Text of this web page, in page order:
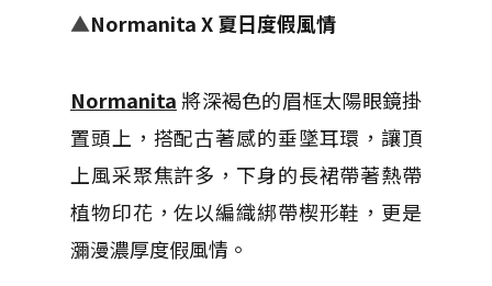
▲Normanita X 夏日度假風情
Normanita將深褐色的眉框太陽眼鏡掛
置頭上，搭配古著感的垂墜耳環，讓頂
上風采聚焦許多，下身的長裙帶著熱帶
植物印花，佐以編織綁帶楔形鞋，更是
瀰漫濃厚度假風情 。